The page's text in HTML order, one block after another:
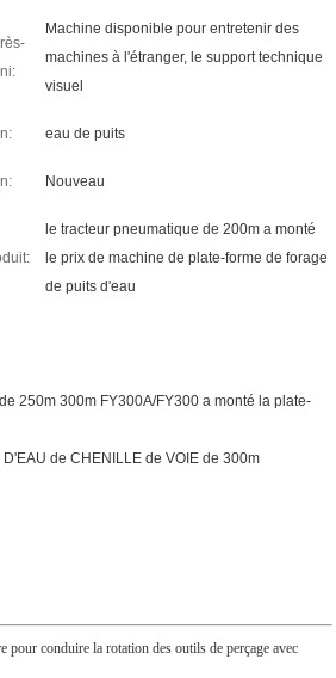
Machine disponible pour entretenir des
machines à l'étranger, le support technique
visuel
eau de puits
Nouveau
le tracteur pneumatique de 200m a monté
le prix de machine de plate-forme de forage
de puits d'eau
250m 300m FY300A/FY300 a monté la plate-
de CHENILLE de VOIE de 300m
pour conduire la rotation des outils de perçage avec